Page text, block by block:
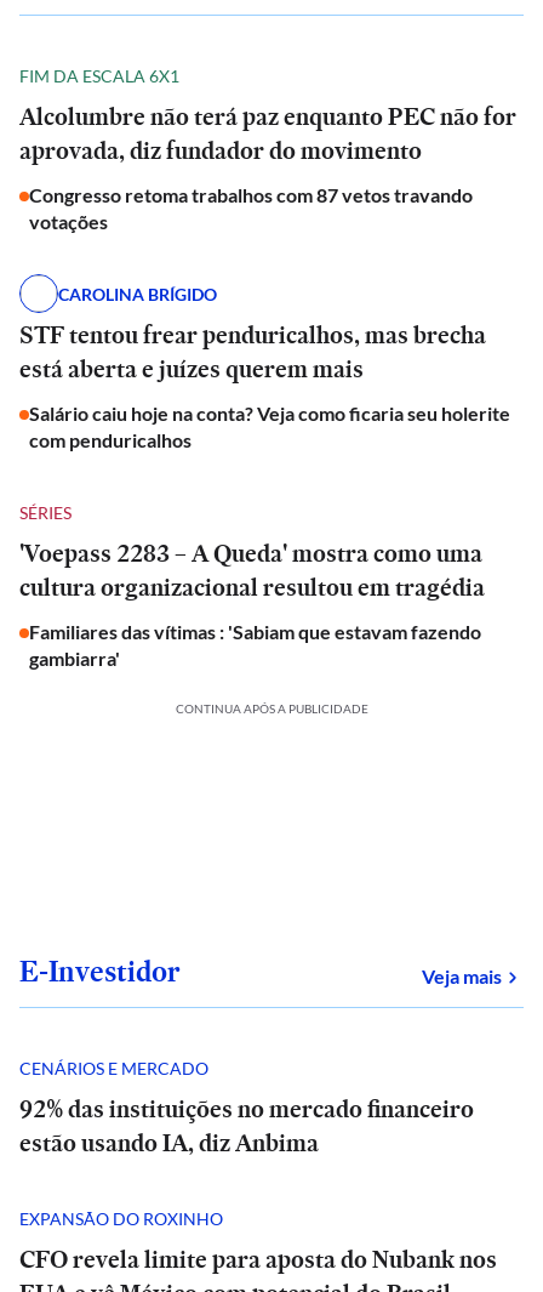
FIM DA ESCALA 6X1
Alcolumbre não terá paz enquanto PEC não for
aprovada, diz fundador do movimento
Congresso retoma trabalhos com 87 vetos travando
votações
CAROLINA BRÍGIDO
STF tentou frear penduricalhos, mas brecha
está aberta e juízes querem mais
Salário caiu hoje na conta? Veja como ficaria seu holerite
com penduricalhos
SÉRIES
'Voepass 2283 – A Queda' mostra como uma
cultura organizacional resultou em tragédia
Familiares das vítimas : 'Sabiam que estavam fazendo
gambiarra'
CONTINUA APÓS A PUBLICIDADE
E-Investidor Veja mais
CENÁRIOS E MERCADO
92% das instituições no mercado financeiro
estão usando IA, diz Anbima
EXPANSÃO DO ROXINHO
CFO revela limite para aposta do Nubank nos